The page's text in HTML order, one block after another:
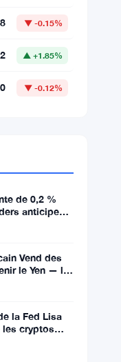
▼ -0.15%
▲ +1.85%
▼ -0.12%
de 0,2 %
anticipent
aux
Vend des
le Yen — la
Coup
la Fed Lisa
les cryptos
des taux